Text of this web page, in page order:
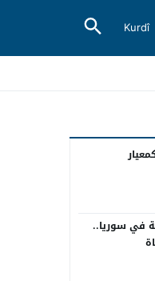
Kurdî
في سوريا..